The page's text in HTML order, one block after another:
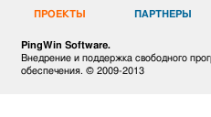
ПРОЕКТЫ ПАРТНЕРЫ
PingWin Software.
Внедрение и поддержка свободного
обеспечения. © 2009-2013